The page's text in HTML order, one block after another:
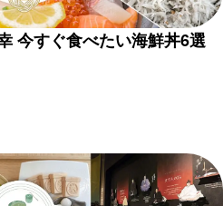
今すぐ食べたい海鮮丼6選